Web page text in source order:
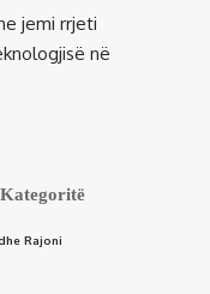
jemi rrjeti
në
Rajoni